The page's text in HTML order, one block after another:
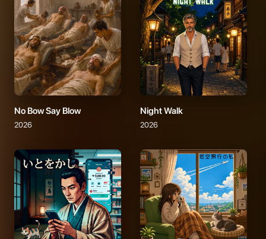
No Bow Say Blow
2026
Night Walk
2026